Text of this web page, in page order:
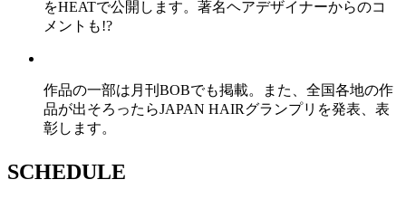
をHEATで公開します。著名ヘアデザイナーからのコ
メントも!?
作品の一部は月刊BOBでも掲載。また、全国各地の作
品が出そろったらJAPAN HAIRグランプリを発表、表
彰します。
SCHEDULE